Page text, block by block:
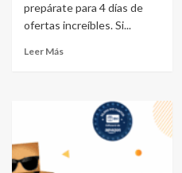
prepárate para 4 días de
ofertas increíbles. Si...
Leer Más